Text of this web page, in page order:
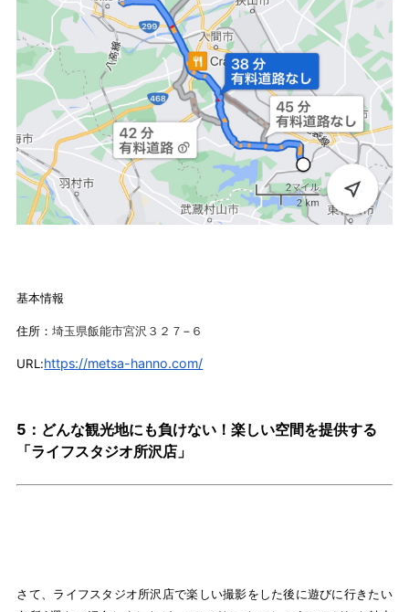
基本情報
住所：埼玉県飯能市宮沢３２７−６
URL:https://metsa-hanno.com/
5：どんな観光地にも負けない！楽しい空間を提供する
「ライフスタジオ所沢店」
さて、ライフスタジオ所沢店で楽しい撮影をした後に遊びに行きたい